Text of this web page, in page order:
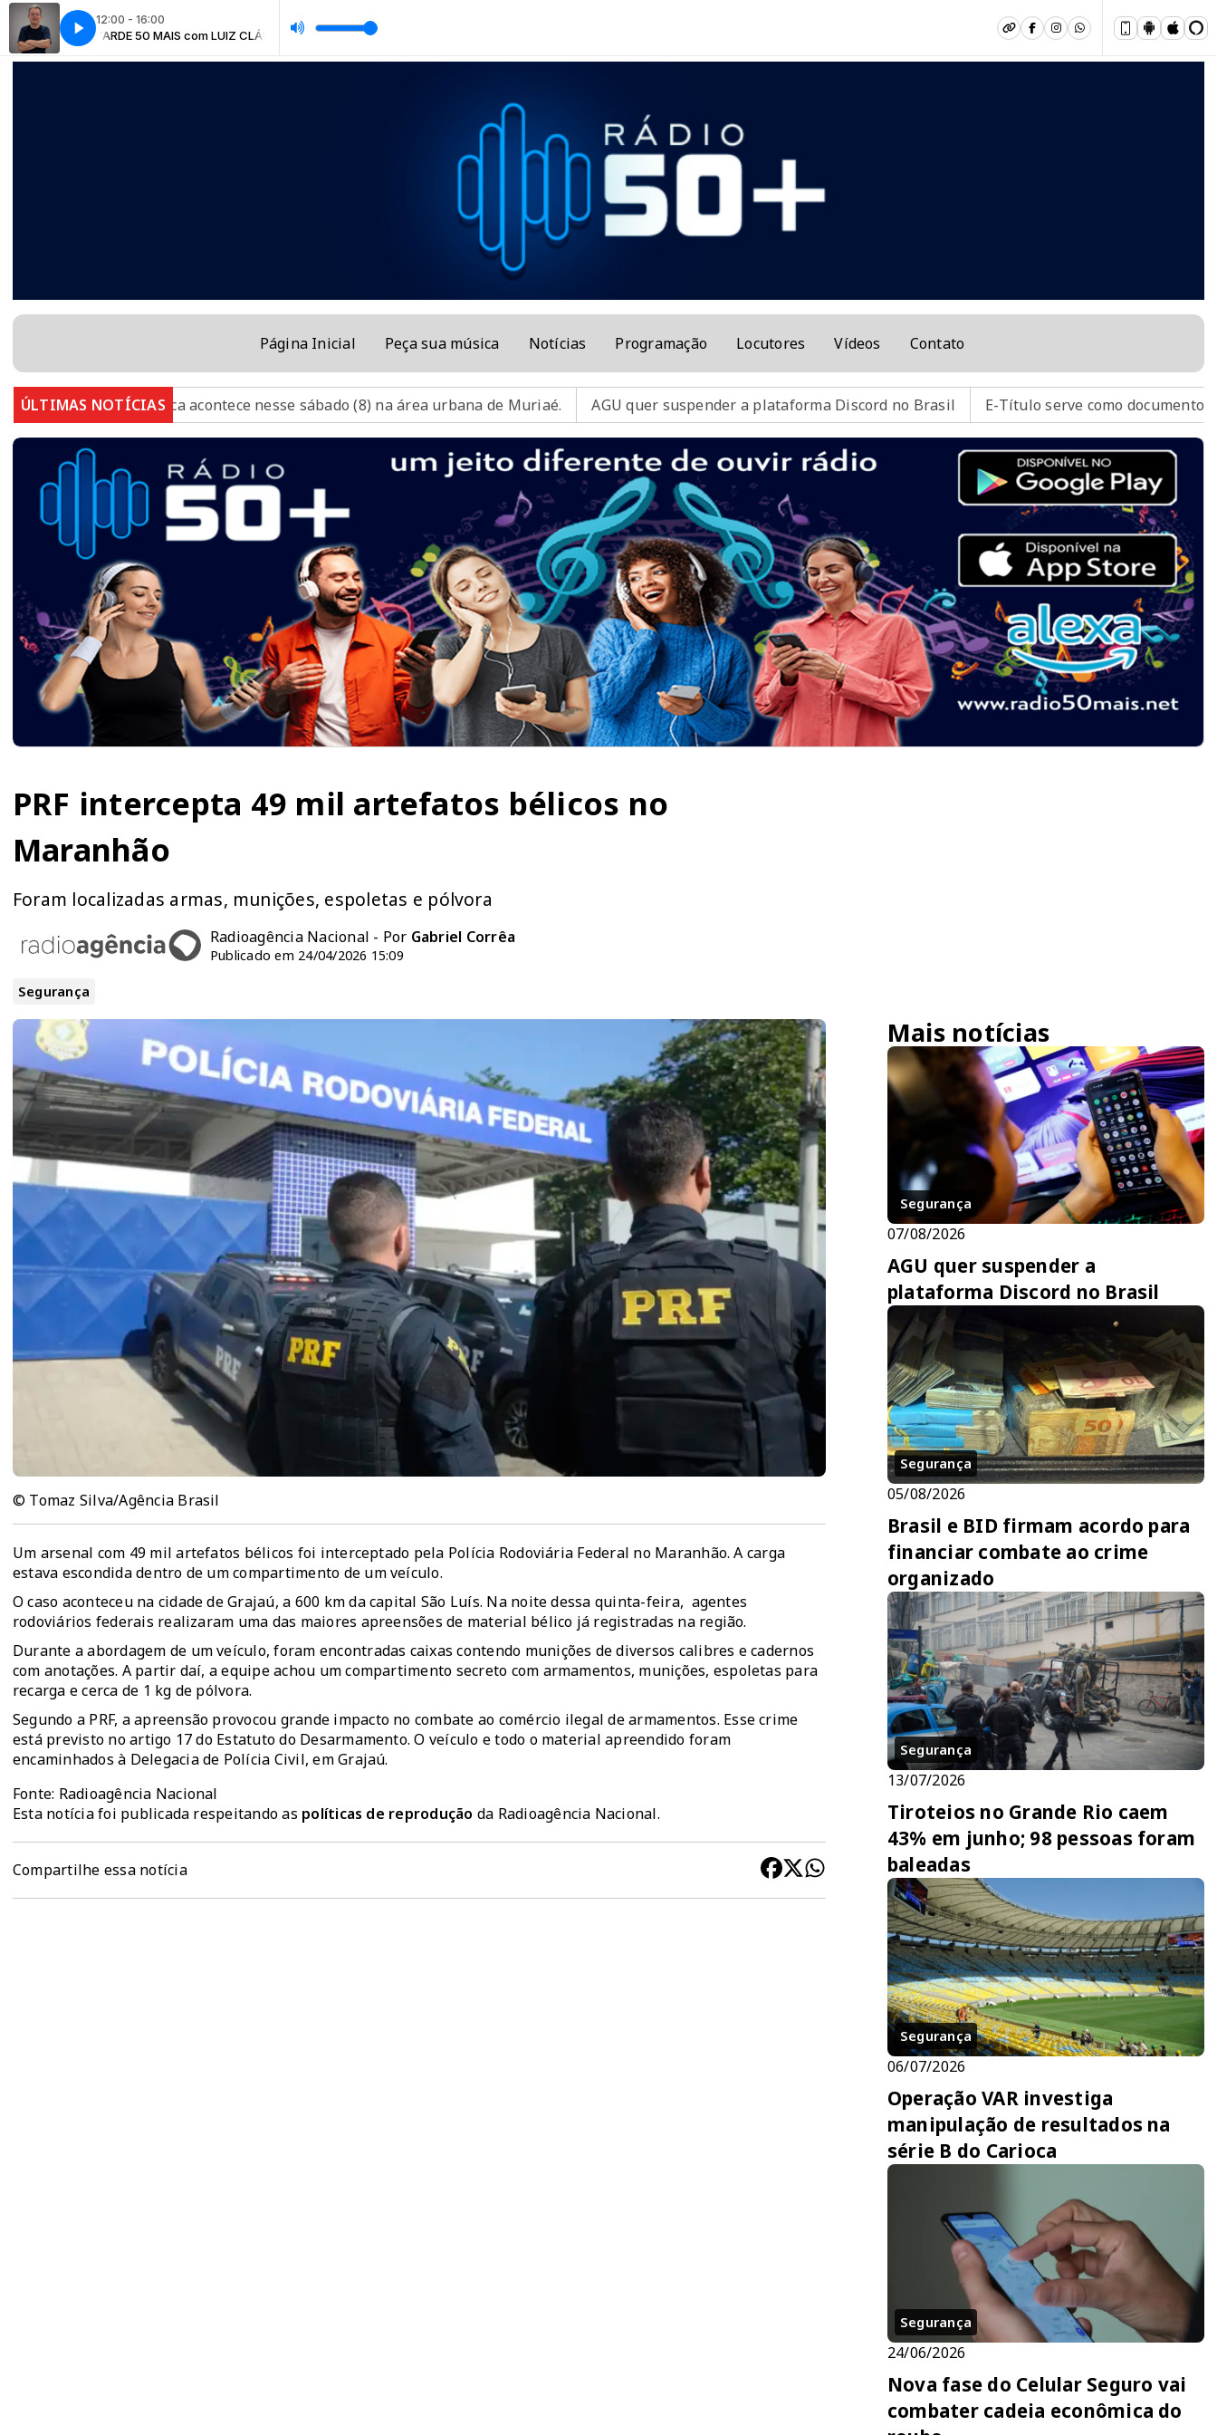
12:00 - 16:00
TARDE 50 MAIS com LUIZ CLÁUDIO
Página Inicial Peça sua música Notícias Programação Locutores Vídeos Contato
ÚLTIMAS NOTÍCIAS
antirrábica acontece nesse sábado (8) na área urbana de Muriaé. AGU quer suspender a plataforma Discord no Brasil E-Título serve como documento para votar;
PRF intercepta 49 mil artefatos bélicos no
Maranhão
Foram localizadas armas, munições, espoletas e pólvora
Radioagência Nacional - Por Gabriel Corrêa
Publicado em 24/04/2026 15:09
Segurança
© Tomaz Silva/Agência Brasil
Um arsenal com 49 mil artefatos bélicos foi interceptado pela Polícia Rodoviária Federal no Maranhão. A carga
estava escondida dentro de um compartimento de um veículo.
O caso aconteceu na cidade de Grajaú, a 600 km da capital São Luís. Na noite dessa quinta-feira, agentes
rodoviários federais realizaram uma das maiores apreensões de material bélico já registradas na região.
Durante a abordagem de um veículo, foram encontradas caixas contendo munições de diversos calibres e cadernos
com anotações. A partir daí, a equipe achou um compartimento secreto com armamentos, munições, espoletas para
recarga e cerca de 1 kg de pólvora.
Segundo a PRF, a apreensão provocou grande impacto no combate ao comércio ilegal de armamentos. Esse crime
está previsto no artigo 17 do Estatuto do Desarmamento. O veículo e todo o material apreendido foram
encaminhados à Delegacia de Polícia Civil, em Grajaú.
Fonte: Radioagência Nacional
Esta notícia foi publicada respeitando as políticas de reprodução da Radioagência Nacional.
Compartilhe essa notícia
Mais notícias
Segurança
07/08/2026
AGU quer suspender a
plataforma Discord no Brasil
Segurança
05/08/2026
Brasil e BID firmam acordo para
financiar combate ao crime
organizado
Segurança
13/07/2026
Tiroteios no Grande Rio caem
43% em junho; 98 pessoas foram
baleadas
Segurança
06/07/2026
Operação VAR investiga
manipulação de resultados na
série B do Carioca
Segurança
24/06/2026
Nova fase do Celular Seguro vai
combater cadeia econômica do